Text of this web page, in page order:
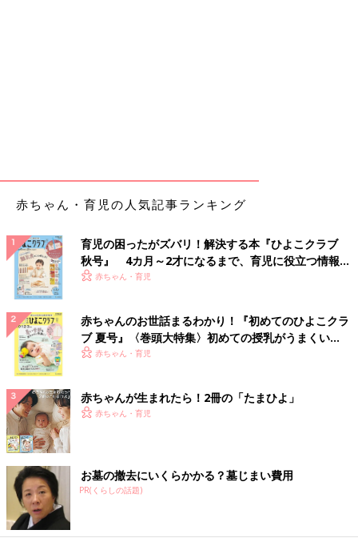
赤ちゃん・育児の人気記事ランキング
育児の困ったがズバリ！解決する本『ひよこクラブ
秋号』 4カ月～2才になるまで、育児に役立つ情報が
いっぱい！
赤ちゃん・育児
赤ちゃんのお世話まるわかり！『初めてのひよこクラ
ブ 夏号』〈巻頭大特集〉初めての授乳がうまくい
く！ おっぱい・ミルクの基本と夏のトラブル 解決テ
赤ちゃん・育児
赤ちゃんが生まれたら！2冊の「たまひよ」
赤ちゃん・育児
お墓の撤去にいくらかかる？墓じまい費用
PR(くらしの話題)